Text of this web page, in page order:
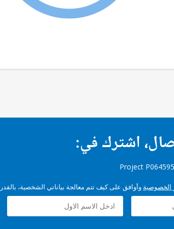
اشترك في:
الخصوصية وأوافق على كيف تتم معالجة بياناتي الشخصية، بالقدر